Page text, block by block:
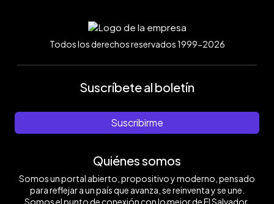
Todos los derechos reservados 1999-2026
Suscríbete al boletín
Suscribirme
Quiénes somos
Somos un portal abierto, propositivo y moderno, pensado
para reflejar a un país que avanza, se reinventa y se une.
Somos el punto de conexión con lo mejor de El Salvador.